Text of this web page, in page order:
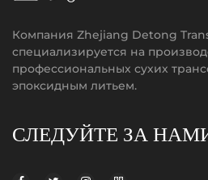
Компания Zhejiang Detong
специализируется на
профессиональных сухих
эпоксидным литьем.
СЛЕДУЙТЕ ЗА